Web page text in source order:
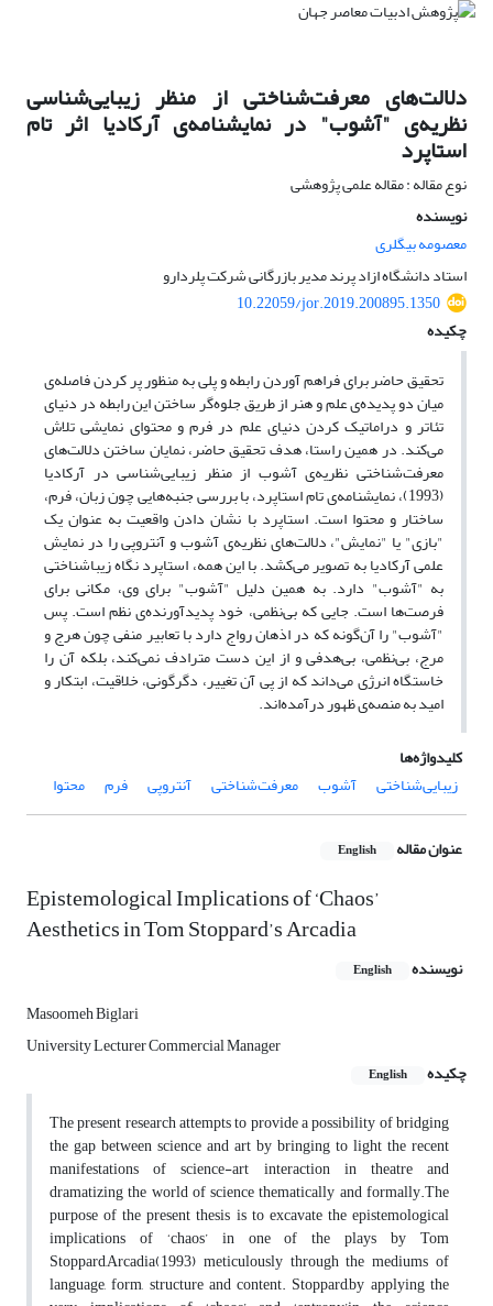
دلالت‌های معرفت‌شناختی از منظر زیبایی‌شناسی
نظریه‌ی "آشوب" در نمایشنامه‌ی آرکادیا اثر تام
استاپرد
نوع مقاله : مقاله علمی پژوهشی
نویسنده
معصومه بیگلری
استاد دانشگاه ازاد پرند مدیر بازرگانی شرکت پلردارو
10.22059/jor.2019.200895.1350
چکیده
تحقیق حاضر برای فراهم آوردن رابطه و پلی به منظور پر کردن فاصله‌ی
میان دو پدیده‌ی علم و هنر از طریق جلوه‌گر ساختن این رابطه در دنیای
تئاتر و دراماتیک کردن دنیای علم در فرم و محتوای نمایشی تلاش
می‌کند. در همین راستا، هدف تحقیق حاضر، نمایان ساختن دلالت‌های
معرفت‌شناختی نظریه‌ی آشوب از منظر زیبایی‌شناسی در آرکادیا
(1993)، نمایشنامه‌ی تام استاپرد، با بررسی جنبه‌هایی چون زبان، فرم،
ساختار و محتوا است. استاپرد با نشان دادن واقعیت به عنوان یک
"بازی" یا "نمایش"، دلالت‌های نظریه‌ی آشوب و آنتروپی را در نمایش
علمی آرکادیا به تصویر می‌کشد. با این همه، استاپرد نگاه زیباشناختی
به "آشوب" دارد. به همین دلیل "آشوب" برای وی، مکانی برای
فرصت‌ها است. جایی که بی‌نظمی، خود پدیدآورنده‌ی نظم است. پس
"آشوب" را آن‌گونه که در اذهان رواج دارد با تعابیر منفی چون هرج و
مرج، بی‌نظمی، بی‌هدفی و از این دست مترادف نمی‌کند، بلکه آن را
خاستگاه انرژی می‌داند که از پی آن تغییر، دگرگونی، خلاقیت، ابتکار و
امید به منصه‌ی ظهور درآمده‌اند.
کلیدواژه‌ها
زیبایی‌شناختی
آشوب معرفت‌شناختی آنتروپی فرم محتوا
عنوان مقاله English
Epistemological Implications of ‘Chaos’
Aesthetics in Tom Stoppard’s Arcadia
نویسنده English
Masoomeh Biglari
University Lecturer Commercial Manager
چکیده
English
The present research attempts to provide a possibility of bridging
the gap between science and art by bringing to light the recent
manifestations of science-art interaction in theatre and
dramatizing the world of science thematically and formally.The
purpose of the present thesis is to excavate the epistemological
implications of ‘chaos’ in one of the plays by Tom
Stoppard,Arcadia(1993) meticulously through the mediums of
language, form, structure and content. Stoppard,by applying the